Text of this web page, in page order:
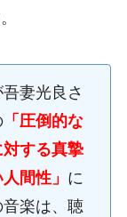
妻光良さ
「圧倒的な
対する真摯
間性」 に
楽は、聴